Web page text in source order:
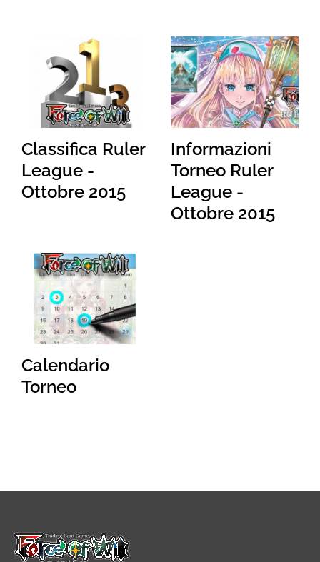
Classifica Ruler
League -
Ottobre 2015
Informazioni
Torneo Ruler
League -
Ottobre 2015
Calendario
Torneo